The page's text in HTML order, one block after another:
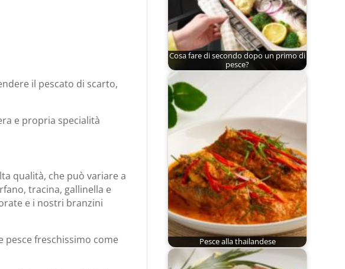
il pescato di scarto,
e propria specialità
qualità, che può variare a
tracina, gallinella e
e i nostri branzini
pesce freschissimo come
Cosa fare di secondo dopo un primo di
pesce?
Pesce alla thailandese